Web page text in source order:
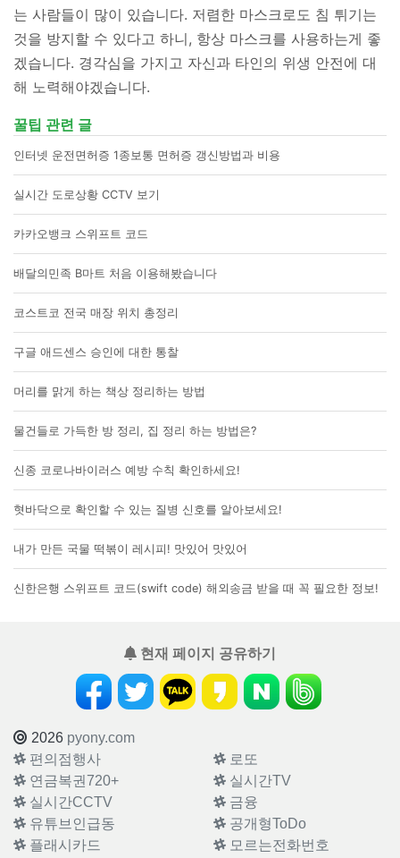
는 사람들이 많이 있습니다. 저렴한 마스크로도 침 튀기는
것을 방지할 수 있다고 하니, 항상 마스크를 사용하는게 좋
겠습니다. 경각심을 가지고 자신과 타인의 위생 안전에 대
해 노력해야겠습니다.
꿀팁 관련 글
인터넷 운전면허증 1종보통 면허증 갱신방법과 비용
실시간 도로상황 CCTV 보기
카카오뱅크 스위프트 코드
배달의민족 B마트 처음 이용해봤습니다
코스트코 전국 매장 위치 총정리
구글 애드센스 승인에 대한 통찰
머리를 맑게 하는 책상 정리하는 방법
물건들로 가득한 방 정리, 집 정리 하는 방법은?
신종 코로나바이러스 예방 수칙 확인하세요!
혓바닥으로 확인할 수 있는 질병 신호를 알아보세요!
내가 만든 국물 떡볶이 레시피! 맛있어 맛있어
신한은행 스위프트 코드(swift code) 해외송금 받을 때 꼭 필요한 정보!
현재 페이지 공유하기
2026 pyony.com
편의점행사
로또
연금복권720+
실시간TV
실시간CCTV
금융
유튜브인급동
공개형ToDo
플래시카드
모르는전화번호